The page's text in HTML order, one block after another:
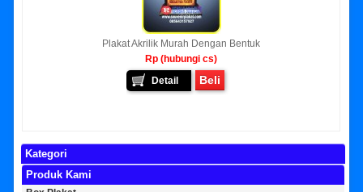
Plakat Akrilik Murah Dengan Bentuk
Rp (hubungi cs)
Detail
Beli
Kategori
Produk Kami